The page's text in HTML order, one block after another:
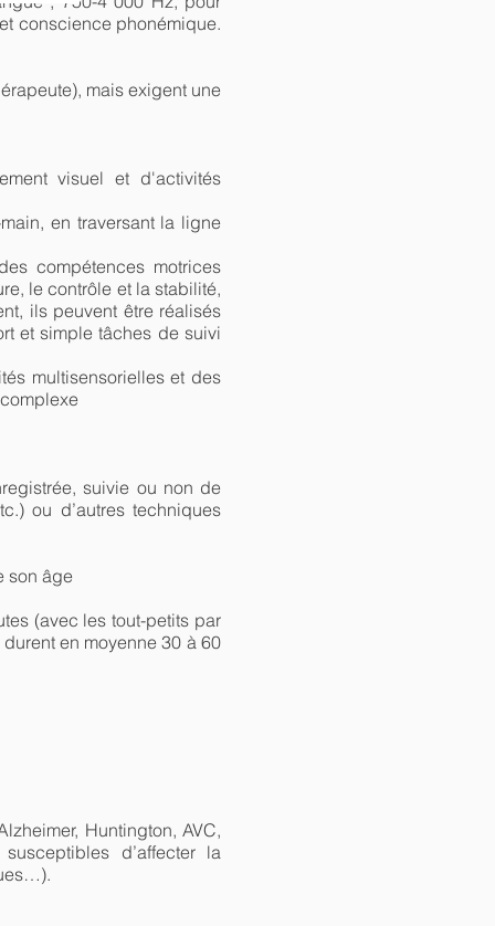
conscience phonémique.
mais exigent une
visuel et d'activités
en traversant la ligne
compétences motrices
le contrôle et la stabilité,
ils peuvent être réalisés
et simple tâches de suivi
multisensorielles et des
suivie ou non de
ou d’autres techniques
son âge
(avec les tout-petits par
en moyenne 30 à 60
Huntington, AVC,
d’affecter la